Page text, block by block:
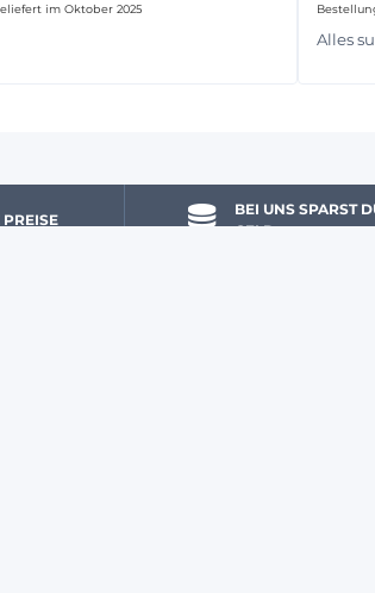
im Oktober 2025
Alles
BEI UNS SPARST
GELD